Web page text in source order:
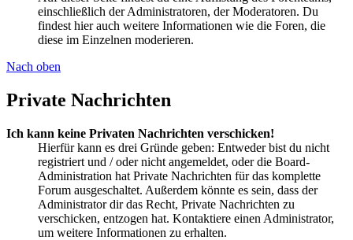
einschließlich der Administratoren, der Moderatoren. Du
findest hier auch weitere Informationen wie die Foren, die
diese im Einzelnen moderieren.
Nach oben
Private Nachrichten
Ich kann keine Privaten Nachrichten verschicken!
Hierfür kann es drei Gründe geben: Entweder bist du nicht
registriert und / oder nicht angemeldet, oder die Board-
Administration hat Private Nachrichten für das komplette
Forum ausgeschaltet. Außerdem könnte es sein, dass der
Administrator dir das Recht, Private Nachrichten zu
verschicken, entzogen hat. Kontaktiere einen Administrator,
um weitere Informationen zu erhalten.